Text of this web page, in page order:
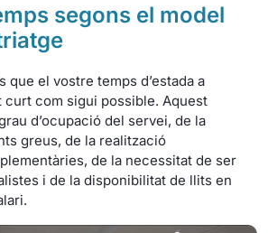
segons el model
que el vostre temps d’estada a
com sigui possible. Aquest
d’ocupació del servei, de la
greus, de la realització
de la necessitat de ser
i de la disponibilitat de llits en